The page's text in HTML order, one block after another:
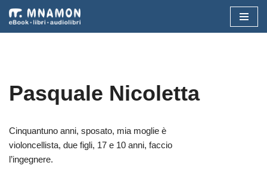
Vai
Pasquale Nicoletta
Cinquantuno anni, sposato, mia moglie è
violoncellista, due figli, 17 e 10 anni, faccio
l’ingegnere.